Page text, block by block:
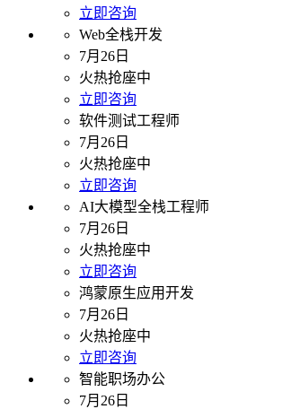
立即咨询
Web全栈开发
7月26日
火热抢座中
立即咨询
软件测试工程师
7月26日
火热抢座中
立即咨询
AI大模型全栈工程师
7月26日
火热抢座中
立即咨询
鸿蒙原生应用开发
7月26日
火热抢座中
立即咨询
智能职场办公
7月26日